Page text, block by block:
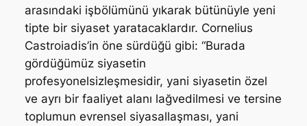
arasındaki işbölümünü yıkarak bütünüyle yeni
tipte bir siyaset yaratacaklardır. Cornelius
Castroiadis’in öne sürdüğü gibi: “Burada
gördüğümüz siyasetin
profesyonelsizleşmesidir, yani siyasetin özel
ve ayrı bir faaliyet alanı lağvedilmesi ve tersine
toplumun evrensel siyasallaşması, yani